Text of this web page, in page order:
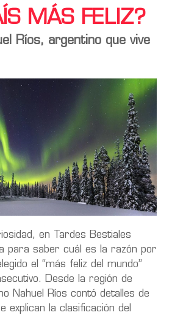
MÁS FELIZ?
Ríos, argentino que vive
en Tardes Bestiales
para saber cuál es la razón por
el “más feliz del mundo”
Desde la región de
Nahuel Ríos contó detalles de
explican la clasificación del